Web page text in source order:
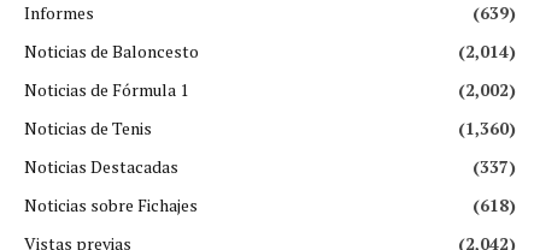
Informes
(639)
Noticias de Baloncesto
(2,014)
Noticias de Fórmula 1
(2,002)
Noticias de Tenis
(1,360)
Noticias Destacadas
(337)
Noticias sobre Fichajes
(618)
Vistas previas
(2,042)